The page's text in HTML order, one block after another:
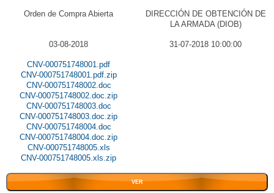
Orden de Compra Abierta
DIRECCIÓN DE OBTENCIÓN DE
LA ARMADA (DIOB)
03-08-2018 31-07-2018 10:00:00
CNV-000751748001.pdf
CNV-000751748001.pdf.zip
CNV-000751748002.doc
CNV-000751748002.doc.zip
CNV-000751748003.doc
CNV-000751748003.doc.zip
CNV-000751748004.doc
CNV-000751748004.doc.zip
CNV-000751748005.xls
CNV-000751748005.xls.zip
VER